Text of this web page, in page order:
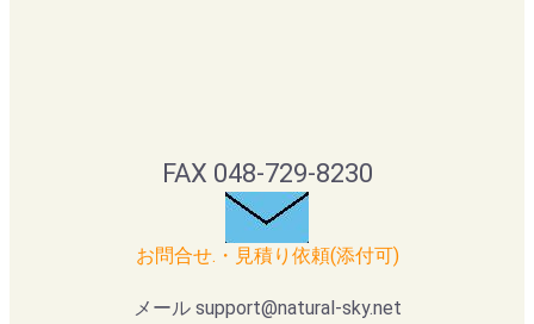
FAX 048-729-8230
お問合せ.・見積り依頼(添付可)
メール support@natural-sky.net